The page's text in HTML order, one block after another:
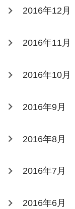
2016年12月
2016年11月
2016年10月
2016年9月
2016年8月
2016年7月
2016年6月